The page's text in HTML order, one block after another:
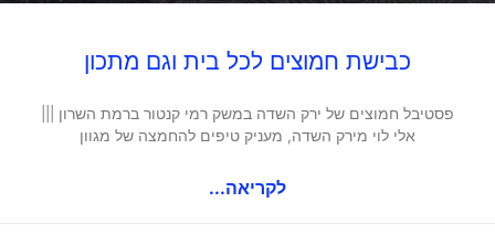
כבישת חמוצים לכל בית וגם מתכון
פסטיבל חמוצים של ירק השדה במשק רמי קנטור ברמת השרון |||
אלי לוי מירק השדה, מעניק טיפים להחמצה של מגוון
לקריאה...